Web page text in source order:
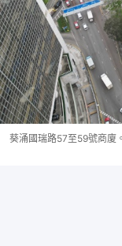
葵涌國瑞路57至59號商廈。